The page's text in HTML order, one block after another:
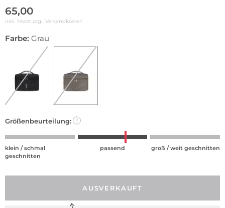
65,00
inkl. Mwst zzgl. Versandkosten
Farbe: Grau
Größenbeurteilung: ?
klein / schmal
geschnitten
passend groß / weit geschnitten
AUSVERKAUFT